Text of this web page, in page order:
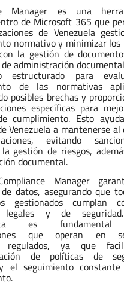
Manager es una
de Microsoft 365 que
de Venezuela
normativo y minimizar los
la gestión de
administración
estructurado para
de las normativas
posibles brechas y
específicas para
cumplimiento. Esto
Venezuela a mantenerse al
evitando
gestión de riesgos,
documental.
Manager
datos, asegurando que
gestionados cumplan
legales y de
es
que operan en
regulados, ya que
de políticas de
el seguimiento